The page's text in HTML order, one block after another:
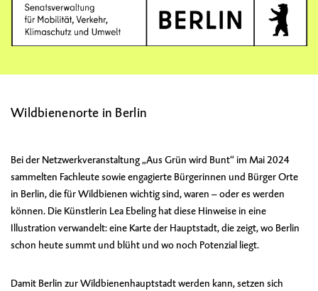
Wildbienenorte in Berlin
Bei der Netzwerkveranstaltung „Aus Grün wird Bunt“ im Mai 2024
sammelten Fachleute sowie engagierte Bürgerinnen und Bürger Orte
in Berlin, die für Wildbienen wichtig sind, waren – oder es werden
können. Die Künstlerin Lea Ebeling hat diese Hinweise in eine
Illustration verwandelt: eine Karte der Hauptstadt, die zeigt, wo Berlin
schon heute summt und blüht und wo noch Potenzial liegt.
Damit Berlin zur Wildbienenhauptstadt werden kann, setzen sich